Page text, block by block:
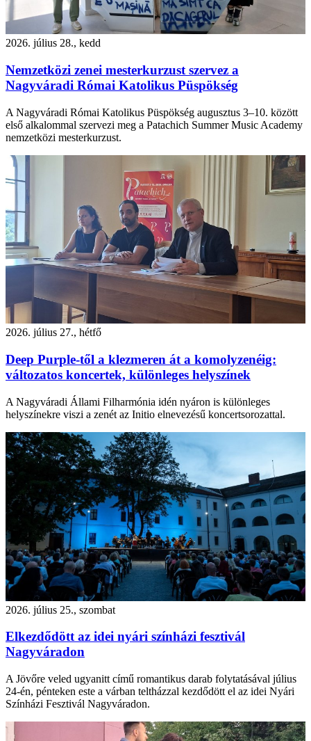
2026. július 28., kedd
Nemzetközi zenei mesterkurzust szervez a
Nagyváradi Római Katolikus Püspökség
A Nagyváradi Római Katolikus Püspökség augusztus 3–10. között
első alkalommal szervezi meg a Patachich Summer Music Academy
nemzetközi mesterkurzust.
2026. július 27., hétfő
Deep Purple-től a klezmeren át a komolyzenéig:
változatos koncertek, különleges helyszínek
A Nagyváradi Állami Filharmónia idén nyáron is különleges
helyszínekre viszi a zenét az Initio elnevezésű koncertsorozattal.
2026. július 25., szombat
Elkezdődött az idei nyári színházi fesztivál
Nagyváradon
A Jövőre veled ugyanitt című romantikus darab folytatásával július
24-én, pénteken este a várban teltházzal kezdődött el az idei Nyári
Színházi Fesztivál Nagyváradon.